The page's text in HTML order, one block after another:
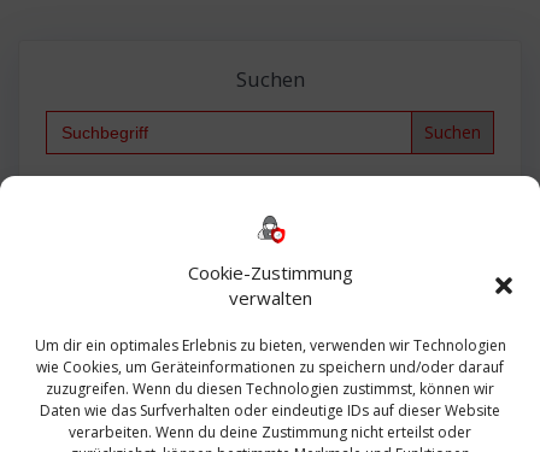
Cookie-Zustimmung
verwalten
Um dir ein optimales Erlebnis zu bieten, verwenden wir Technologien
wie Cookies, um Geräteinformationen zu speichern und/oder darauf
zuzugreifen. Wenn du diesen Technologien zustimmst, können wir
Daten wie das Surfverhalten oder eindeutige IDs auf dieser Website
verarbeiten. Wenn du deine Zustimmung nicht erteilst oder
Suchen
Search
Bautagebuch
Exchange firewall Fritzbox
Microsoft
Sanierung SBS Security Server Sicherheit
Sicherung SIEM Sophos SSL Ubuntu
Update Upgrade UTM VCenter VCSA Veeam
VMWare VPN WAZUH Windows